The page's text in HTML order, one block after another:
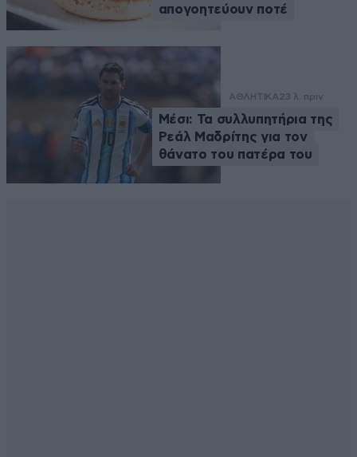
απογοητεύουν ποτέ
ΑΘΛΗΤΙΚΑ 23 λ. πριν
Μέσι: Τα συλλυπητήρια της
Ρεάλ Μαδρίτης για τον
θάνατο του πατέρα του